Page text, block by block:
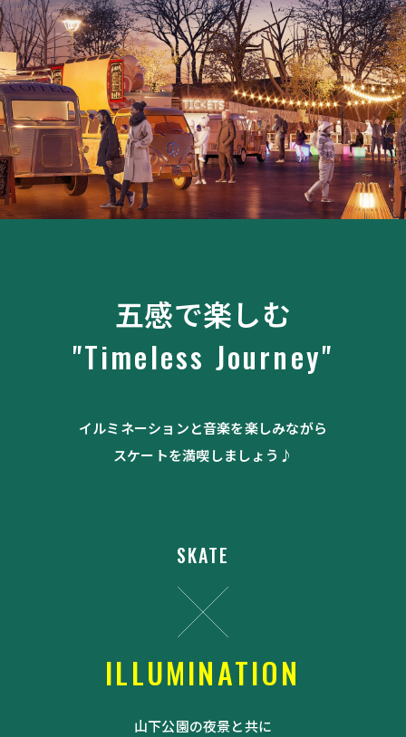
五感で楽しむ
"Timeless Journey"
イルミネーションと音楽を楽しみながら
スケートを満喫しましょう♪
SKATE
ILLUMINATION
山下公園の夜景と共に